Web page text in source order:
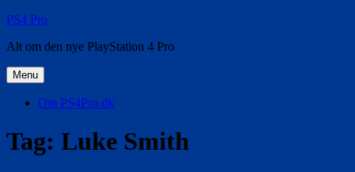
Videre
indhold
PS4 Pro
Alt om den nye PlayStation 4 Pro
Menu
Om PS4Pro.dk
Tag: Luke Smith